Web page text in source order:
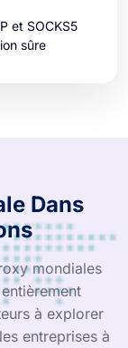
et SOCKS5
sûre
Dans
mondiales
à explorer
entreprises à